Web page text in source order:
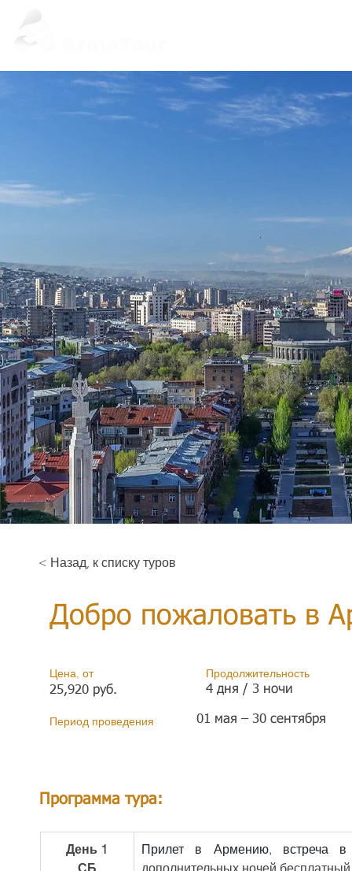
< Назад, к списку туров
Добро пожаловать в
Цена, от
25,920 руб.
Период проведения
Продолжительность
4 дня / 3 ночи
01 мая – 30 сентября
Программа тура:
День 1
СБ
Прилет в Армению, встреча
дополнительных ночей